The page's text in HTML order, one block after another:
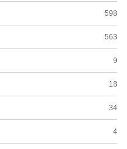
598
563
9
18
34
4